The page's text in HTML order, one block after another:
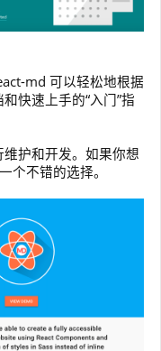
md 可以轻松地根据
快速上手的“入门”指
护和开发。如果你想
个不错的选择。